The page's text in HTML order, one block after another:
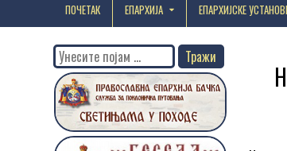
ПОЧЕТАК ЕПАРХИЈА EПАРХИЈСКЕ
Search
for: